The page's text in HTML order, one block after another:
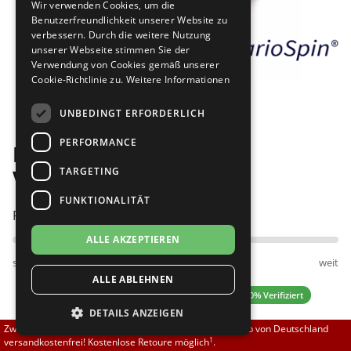
Brautschuhe
Sneaker
Übergrößen 43-44
Flexerinas
Merlet
Nueva Epoca
RayRose
Rummos
Rumpf
SoDanca
TopTanz
Bilder
Diamant 170-068-462-Y
VarioSpin
Passt am besten bei Fußweite:
schmal normal weit
5.00 (4 Bewertungen) ✓ 100% Verifiziert
Zwischen 70,00 EUR und 800,00 EUR liefern wir innerhalb von Deutschland
versandkostenfrei! Kostenlose Retoure möglich1.
Wir verwenden Cookies, um die
Benutzerfreundlichkeit unserer Website zu
verbessern. Durch die weitere Nutzung
unserer Webseite stimmen Sie der
Verwendung von Cookies gemäß unserer
Cookie-Richtlinie zu. Weitere Informationen
UNBEDINGT ERFORDERLICH
PERFORMANCE
TARGETING
FUNKTIONALITÄT
ALLE AKZEPTIEREN
ALLE ABLEHNEN
DETAILS ANZEIGEN